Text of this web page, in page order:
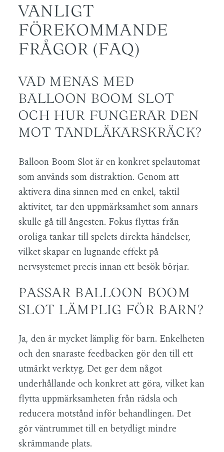
VANLIGT
FÖREKOMMANDE
FRÅGOR (FAQ)
VAD MENAS MED
BALLOON BOOM SLOT
OCH HUR FUNGERAR DEN
MOT TANDLÄKARSKRÄCK?
Balloon Boom Slot är en konkret spelautomat
som används som distraktion. Genom att
aktivera dina sinnen med en enkel, taktil
aktivitet, tar den uppmärksamhet som annars
skulle gå till ångesten. Fokus flyttas från
oroliga tankar till spelets direkta händelser,
vilket skapar en lugnande effekt på
nervsystemet precis innan ett besök börjar.
PASSAR BALLOON BOOM
SLOT LÄMPLIG FÖR BARN?
Ja, den är mycket lämplig för barn. Enkelheten
och den snaraste feedbacken gör den till ett
utmärkt verktyg. Det ger dem något
underhållande och konkret att göra, vilket kan
flytta uppmärksamheten från rädsla och
reducera motstånd inför behandlingen. Det
gör väntrummet till en betydligt mindre
skrämmande plats.